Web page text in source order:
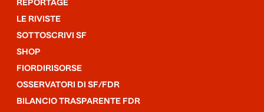
REPORTAGE
LE RIVISTE
SOTTOSCRIVI SF
SHOP
FIORDIRISORSE
OSSERVATORI DI SF/FDR
BILANCIO TRASPARENTE FDR